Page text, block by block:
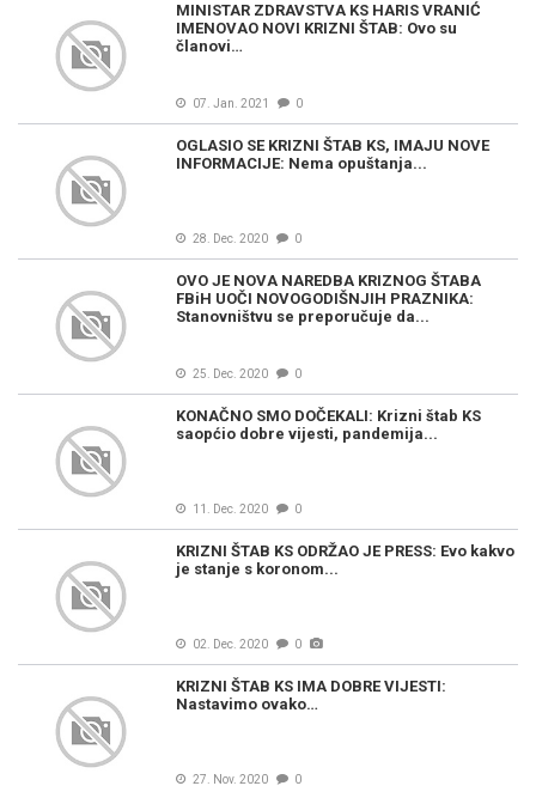
MINISTAR ZDRAVSTVA KS HARIS VRANIĆ
IMENOVAO NOVI KRIZNI ŠTAB: Ovo su
članovi…
07. Jan. 2021 0
OGLASIO SE KRIZNI ŠTAB KS, IMAJU NOVE
INFORMACIJE: Nema opuštanja...
28. Dec. 2020 0
OVO JE NOVA NAREDBA KRIZNOG ŠTABA
FBiH UOČI NOVOGODIŠNJIH PRAZNIKA:
Stanovništvu se preporučuje da...
25. Dec. 2020 0
KONAČNO SMO DOČEKALI: Krizni štab KS
saopćio dobre vijesti, pandemija...
11. Dec. 2020 0
KRIZNI ŠTAB KS ODRŽAO JE PRESS: Evo kakvo
je stanje s koronom...
02. Dec. 2020 0
KRIZNI ŠTAB KS IMA DOBRE VIJESTI:
Nastavimo ovako…
27. Nov. 2020 0